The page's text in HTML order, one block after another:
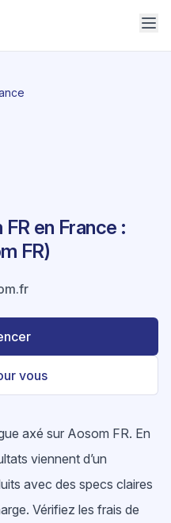
en France :
FR)
vous
axé sur Aosom FR. En
viennent d’un
avec des specs claires
Vérifiez les frais de